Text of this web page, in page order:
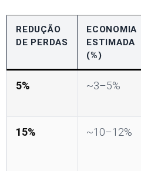
REDUÇÃO
DE PERDAS
ECONOMIA
ESTIMADA
(%)
5% ~3–5%
15% ~10–12%